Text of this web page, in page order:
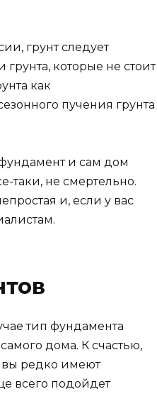
грунт следует
грунта, которые не стоит
как
пучения грунта
и сам дом
таки, не смертельно.
и, если у вас
тип фундамента
дома. К счастью,
редко имеют
всего подойдет